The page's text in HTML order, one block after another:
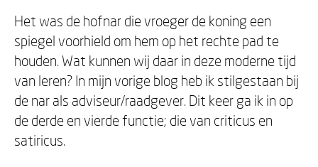
Het was de hofnar die vroeger de koning een
spiegel voorhield om hem op het rechte pad te
houden. Wat kunnen wij daar in deze moderne tijd
van leren? In mijn vorige blog heb ik stilgestaan bij
de nar als adviseur/raadgever. Dit keer ga ik in op
de derde en vierde functie; die van criticus en
satiricus.